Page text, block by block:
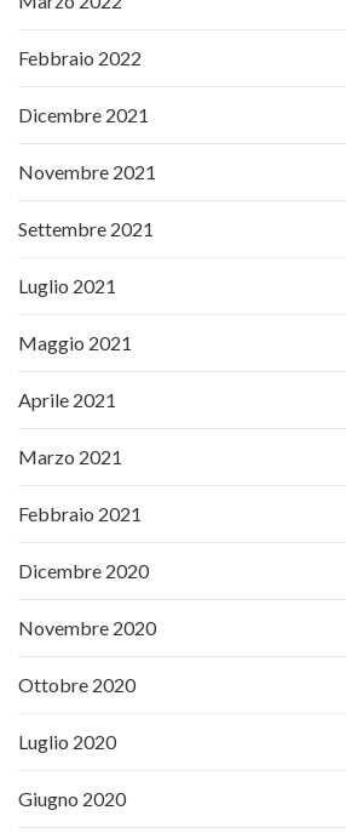
Febbraio 2022
Dicembre 2021
Novembre 2021
Settembre 2021
Luglio 2021
Maggio 2021
Aprile 2021
Marzo 2021
Febbraio 2021
Dicembre 2020
Novembre 2020
Ottobre 2020
Luglio 2020
Giugno 2020